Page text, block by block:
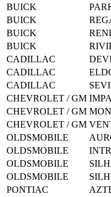
BUICK
BUICK
BUICK
BUICK
CADILLAC
CADILLAC
CADILLAC
CHEVROLET / GM
CHEVROLET / GM
CHEVROLET / GM
OLDSMOBILE
OLDSMOBILE
OLDSMOBILE
OLDSMOBILE
PONTIAC